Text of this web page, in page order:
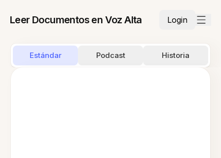
Leer Documentos en Voz Alta Login
Estándar Podcast Historia